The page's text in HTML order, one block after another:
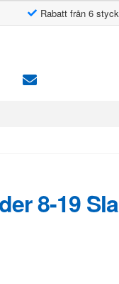
Rabatt från 6
8-19